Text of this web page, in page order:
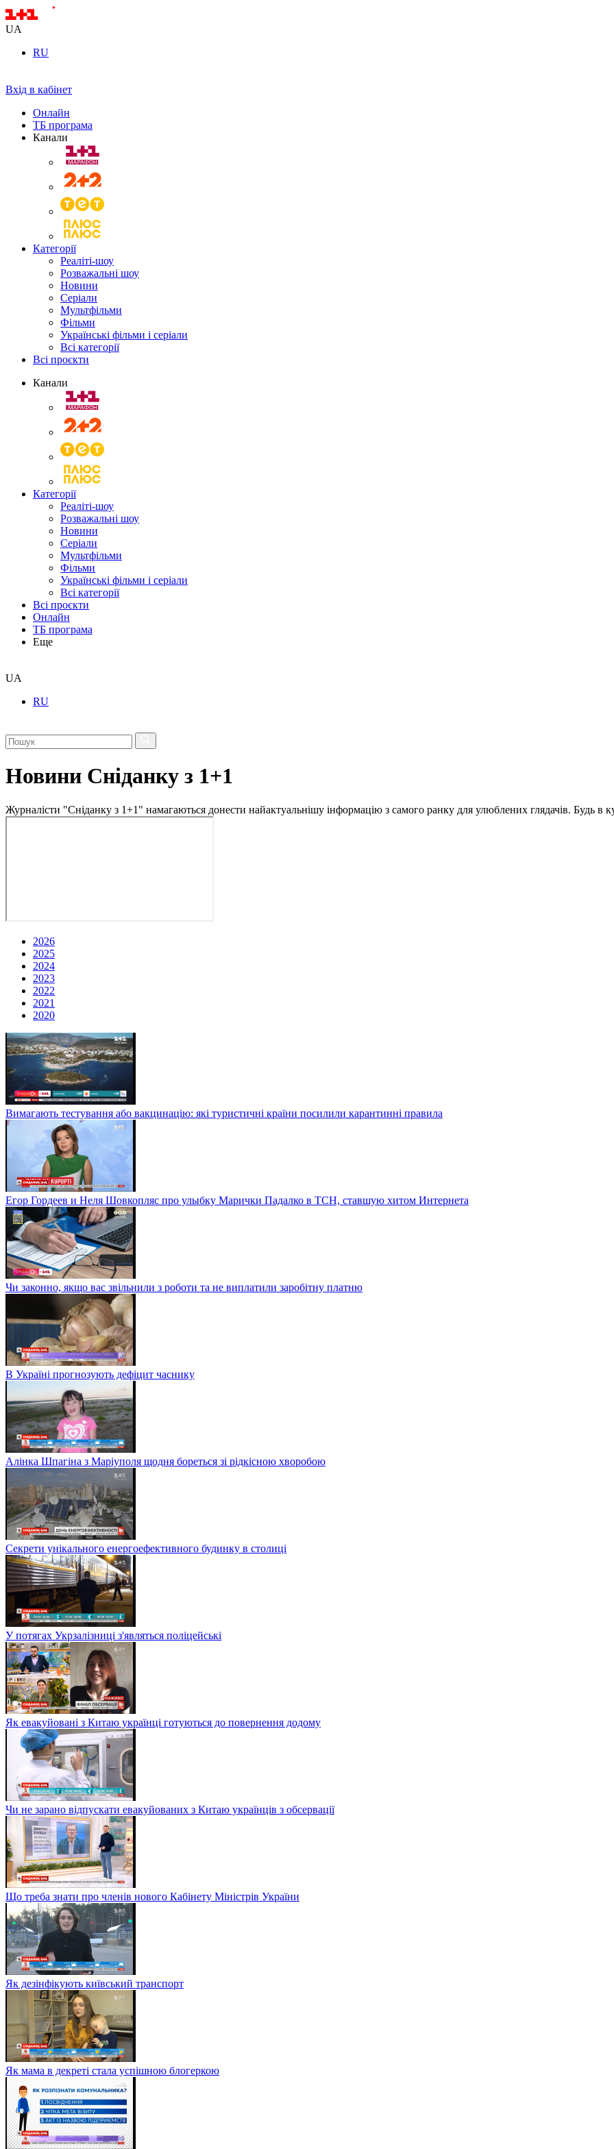
UA
RU
Вхід в кабінет
Онлайн
ТБ програма
Канали
Категорії
Реаліті-шоу
Розважальні шоу
Новини
Серіали
Мультфільми
Фільми
Українські фільми і серіали
Всі категорії
Всі проєкти
Канали
Категорії
Реаліті-шоу
Розважальні шоу
Новини
Серіали
Мультфільми
Фільми
Українські фільми і серіали
Всі категорії
Всі проєкти
Онлайн
ТБ програма
Еще
UA
RU
Новини Сніданку з 1+1
Журналісти "Сніданку з 1+1" намагаються донести найактуальнішу інформацію з самого ранку для улюблених глядачів. Будь в
2026
2025
2024
2023
2022
2021
2020
Вимагають тестування або вакцинацію: які туристичні країни посилили карантинні правила
Егор Гордеев и Неля Шовкопляс про улыбку Марички Падалко в ТСН, ставшую хитом Интернета
Чи законно, якщо вас звільнили з роботи та не виплатили заробітну платню
В Україні прогнозують дефіцит часнику
Алінка Шпагіна з Маріуполя щодня бореться зі рідкісною хворобою
Секрети унікального енергоефективного будинку в столиці
У потягах Укрзалізниці з'являться поліцейські
Як евакуйовані з Китаю українці готуються до повернення додому
Чи не зарано відпускати евакуйованих з Китаю українців з обсервації
Що треба знати про членів нового Кабінету Міністрів України
Як дезінфікують київський транспорт
Як мама в декреті стала успішною блогеркою